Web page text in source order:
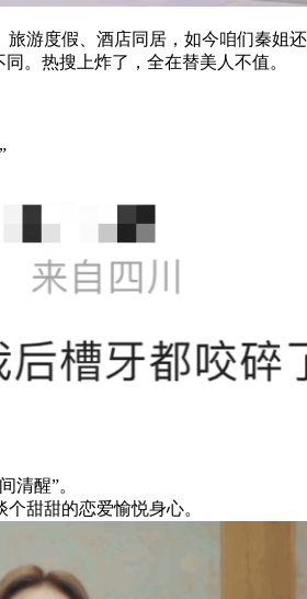
游度假、酒店同居，如今咱们秦姐
。热搜上炸了，全在替美人不值。
清醒”。
甜甜的恋爱愉悦身心。